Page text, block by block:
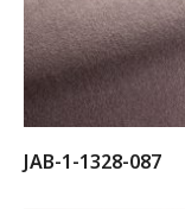
JAB-1-1328-087